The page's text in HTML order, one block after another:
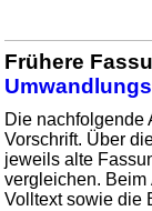
Frühere
Die nachfolgende
Vorschrift. Über
jeweils alte
vergleichen.
Volltext sowie die